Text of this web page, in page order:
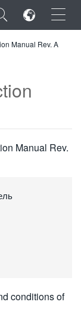
×
Manual Rev. A
Manual Rev.
conditions of